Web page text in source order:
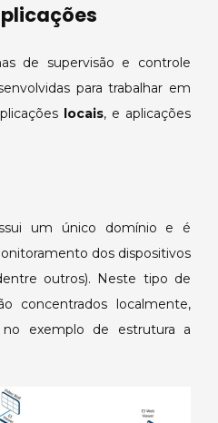
de supervisão e controle
para trabalhar em
locais, e aplicações
um único domínio e é
dos dispositivos
outros). Neste tipo de
concentrados localmente,
exemplo de estrutura a